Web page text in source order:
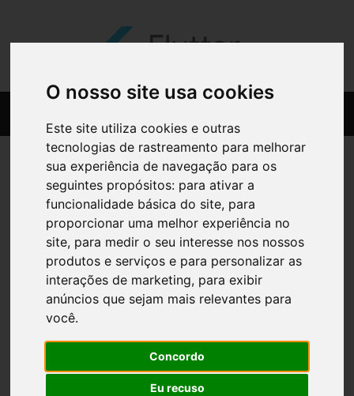
O nosso site usa cookies
Este site utiliza cookies e outras
tecnologias de rastreamento para melhorar
sua experiência de navegação para os
seguintes propósitos: para ativar a
funcionalidade básica do site, para
proporcionar uma melhor experiência no
site, para medir o seu interesse nos nossos
produtos e serviços e para personalizar as
interações de marketing, para exibir
anúncios que sejam mais relevantes para
você.
Concordo
Eu recuso